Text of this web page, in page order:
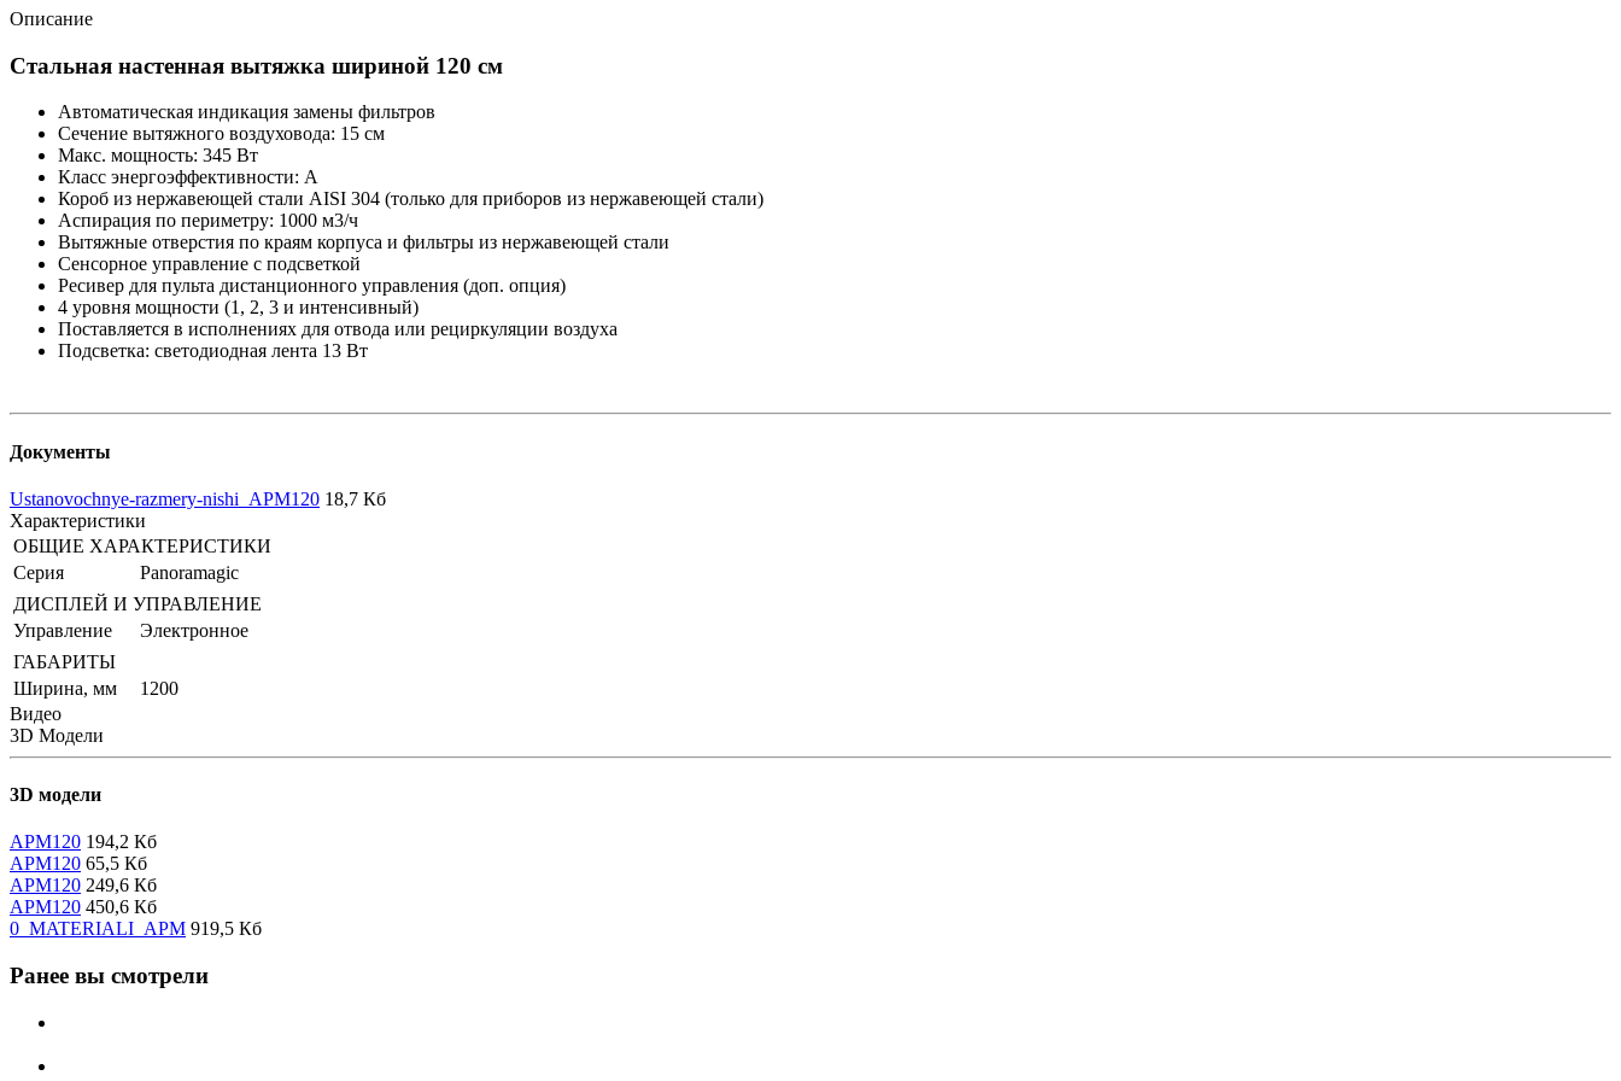
Описание
Стальная настенная вытяжка шириной 120 см
Автоматическая индикация замены фильтров
Сечение вытяжного воздуховода: 15 см
Макс. мощность: 345 Вт
Класс энергоэффективности: А
Короб из нержавеющей стали AISI 304 (только для приборов из нержавеющей стали)
Аспирация по периметру: 1000 м3/ч
Вытяжные отверстия по краям корпуса и фильтры из нержавеющей стали
Сенсорное управление с подсветкой
Ресивер для пульта дистанционного управления (доп. опция)
4 уровня мощности (1, 2, 3 и интенсивный)
Поставляется в исполнениях для отвода или рециркуляции воздуха
Подсветка: светодиодная лента 13 Вт
Документы
Ustanovochnye-razmery-nishi_APM120 18,7 Кб
Характеристики
ОБЩИЕ ХАРАКТЕРИСТИКИ
Серия
Panoramagic
ДИСПЛЕЙ И УПРАВЛЕНИЕ
Управление
Электронное
ГАБАРИТЫ
Ширина, мм
1200
Видео
3D Модели
3D модели
APM120 194,2 Кб
APM120 65,5 Кб
APM120 249,6 Кб
APM120 450,6 Кб
0_MATERIALI_APM 919,5 Кб
Ранее вы смотрели